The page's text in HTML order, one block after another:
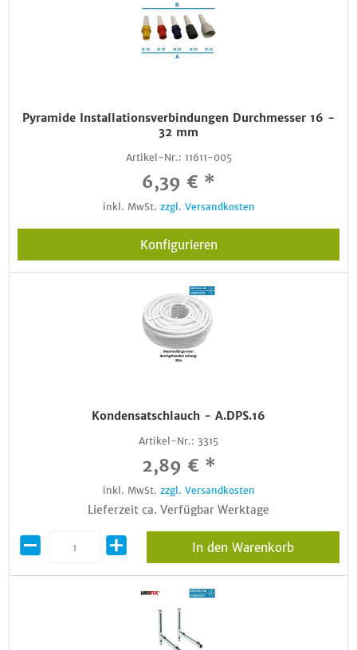
Pyramide Installationsverbindungen Durchmesser 16 -
32 mm
Artikel-Nr.: 11611-005
6,39 € *
inkl. MwSt. zzgl. Versandkosten
Konfigurieren
Kondensatschlauch - A.DPS.16
Artikel-Nr.: 3315
2,89 € *
inkl. MwSt. zzgl. Versandkosten
Lieferzeit ca. Verfügbar Werktage
In den Warenkorb